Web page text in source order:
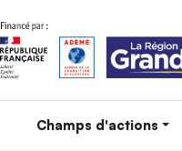
Champs d'actions